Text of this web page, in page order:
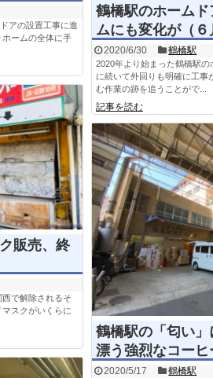
鶴橋駅のホーム
ムにも変化が（６
2020/6/30 鶴橋駅
2020年より始まった鶴橋駅
に続いて外回りも明確に工事
む作業の跡を追うことがで...
記事を読む
アの設置工事に進
ームの全体に手
販売、終
で解除されるそ
スクがいくらに
鶴橋駅の「匂い
漂う強烈なコーヒ
2020/5/17 鶴橋駅